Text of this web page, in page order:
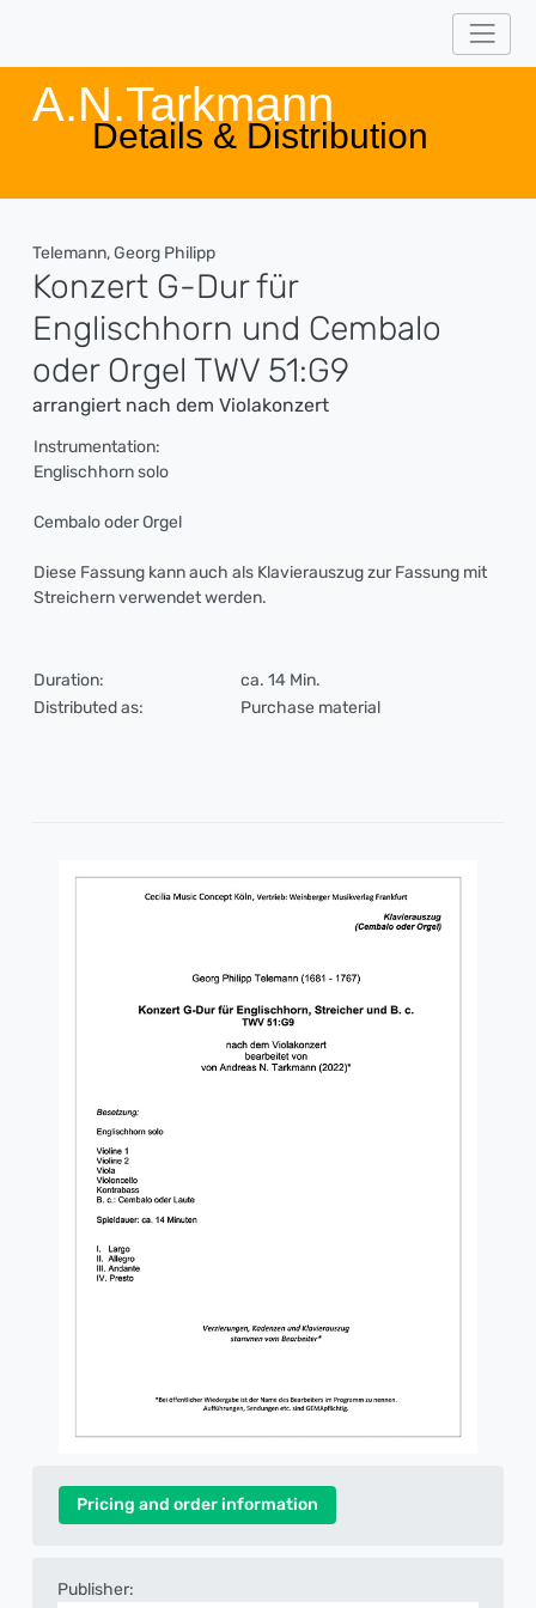
A.N.Tarkmann
Details & Distribution
Telemann, Georg Philipp
Konzert G-Dur für
Englischhorn und Cembalo
oder Orgel TWV 51:G9
arrangiert nach dem Violakonzert
Instrumentation:
Englischhorn solo
Cembalo oder Orgel
Diese Fassung kann auch als Klavierauszug zur Fassung mit
Streichern verwendet werden.
Duration:
ca. 14 Min.
Distributed as:
Purchase material
Pricing and order information
Publisher: